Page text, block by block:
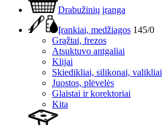
Drabužinių įranga
Įrankiai, medžiagos 145/0
Grąžtai, frezos
Atsuktuvo antgaliai
Klijai
Skiedikliai, silikonai, valikliai
Juostos, plėvelės
Glaistai ir korektoriai
Kita